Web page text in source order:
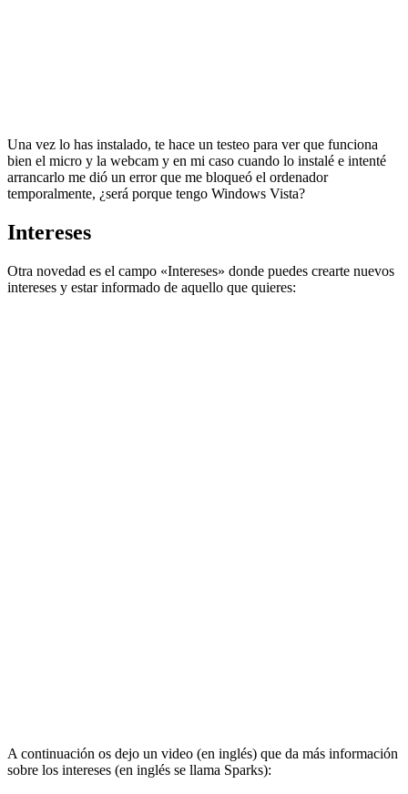
Una vez lo has instalado, te hace un testeo para ver que funciona
bien el micro y la webcam y en mi caso cuando lo instalé e intenté
arrancarlo me dió un error que me bloqueó el ordenador
temporalmente, ¿será porque tengo Windows Vista?
Intereses
Otra novedad es el campo «Intereses» donde puedes crearte nuevos
intereses y estar informado de aquello que quieres:
A continuación os dejo un video (en inglés) que da más información
sobre los intereses (en inglés se llama Sparks):